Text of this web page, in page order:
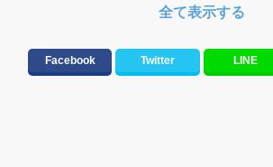
大切な人に贈る歌&ありがとうソング(感謝の歌)
10、20代に人気・話題・流行・おすすめな邦楽&洋楽
全て表示する
Facebook Twitter LINE